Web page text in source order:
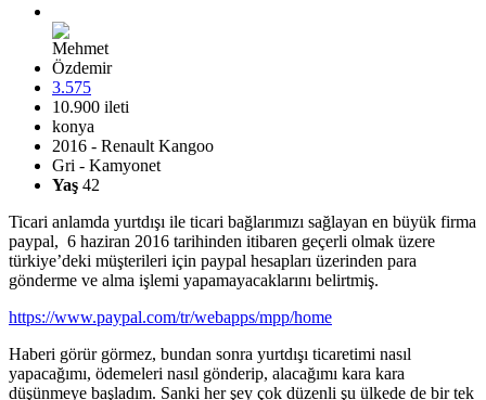
3.575
10.900 ileti
konya
2016 - Renault Kangoo
Gri - Kamyonet
Yaş 42
Ticari anlamda yurtdışı ile ticari bağlarımızı sağlayan en büyük firma
paypal, 6 haziran 2016 tarihinden itibaren geçerli olmak üzere
türkiye’deki müşterileri için paypal hesapları üzerinden para
gönderme ve alma işlemi yapamayacaklarını belirtmiş.
https://www.paypal.com/tr/webapps/mpp/home
Haberi görür görmez, bundan sonra yurtdışı ticaretimi nasıl
yapacağımı, ödemeleri nasıl gönderip, alacağımı kara kara
düşünmeye başladım. Sanki her şey çok düzenli şu ülkede de bir tek